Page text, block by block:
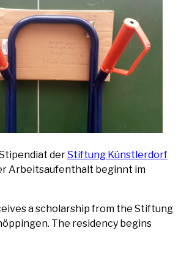
derStif­tung Künst­ler­dorf
Arbeits­auf­ent­halt beginnt im
a scho­lar­ship from the Stif­tung
The resi­den­cy beg­ins